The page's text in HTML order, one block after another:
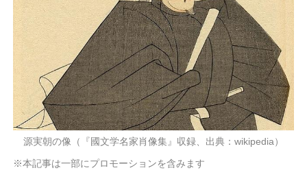
源実朝の像（『國文学名家肖像集』収録、出典：wikipedia）
※本記事は一部にプロモーションを含みます